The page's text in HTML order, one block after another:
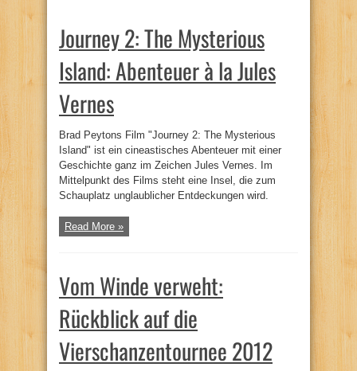
Journey 2: The Mysterious
Island: Abenteuer à la Jules
Vernes
Brad Peytons Film "Journey 2: The Mysterious
Island" ist ein cineastisches Abenteuer mit einer
Geschichte ganz im Zeichen Jules Vernes. Im
Mittelpunkt des Films steht eine Insel, die zum
Schauplatz unglaublicher Entdeckungen wird.
Read More »
Vom Winde verweht:
Rückblick auf die
Vierschanzentournee 2012